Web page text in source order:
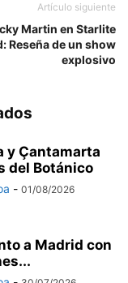
Artículo siguiente
Martin en Starlite
Reseña de un show
explosivo
y Çantamarta
del Botánico
- 01/08/2026
a Madrid con